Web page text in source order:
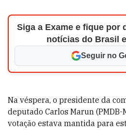
Siga a Exame e fique por
notícias do Brasil
Seguir no
Na véspera, o presidente da
deputado Carlos Marun (PMDB-
votação estava mantida para